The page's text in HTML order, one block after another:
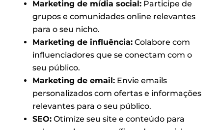
Marketing de mídia social:Participe de
grupos e comunidades online relevantes
para o seu nicho.
Marketing de influência:Colabore com
influenciadores que se conectam com o
seu público.
Marketing de email:Envie emails
personalizados com ofertas e informações
relevantes para o seu público.
SEO:Otimize seu site e conteúdo para